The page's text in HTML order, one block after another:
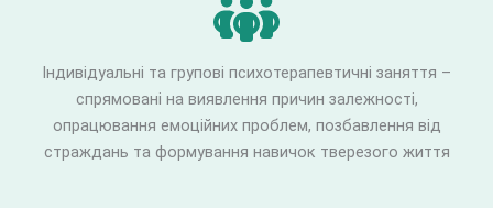
Індивідуальні та групові психотерапевтичні заняття –
спрямовані на виявлення причин залежності,
опрацювання емоційних проблем, позбавлення від
страждань та формування навичок тверезого життя